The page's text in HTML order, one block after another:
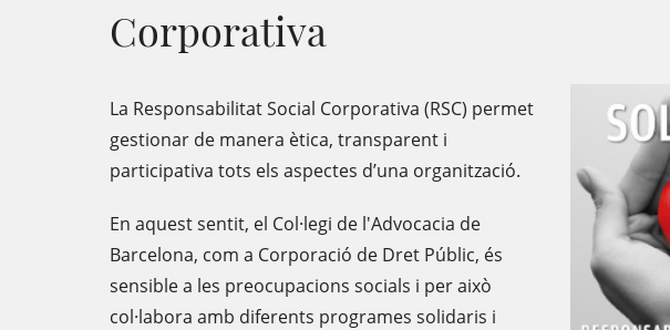
Corporativa
La Responsabilitat Social Corporativa (RSC) permet
gestionar de manera ètica, transparent i
participativa tots els aspectes d’una organització.
En aquest sentit, el Col·legi de l'Advocacia de
Barcelona, com a Corporació de Dret Públic, és
sensible a les preocupacions socials i per això
col·labora amb diferents programes solidaris i